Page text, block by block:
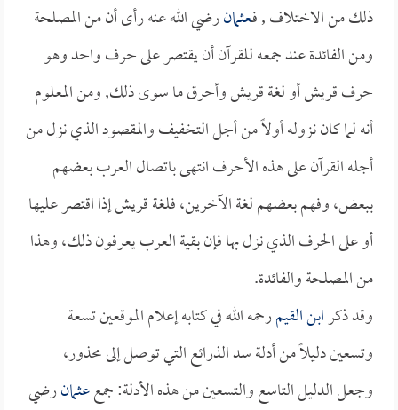
ذلك من الاختلاف , فـعثمانرضي الله عنه رأى أن من المصلحة
ومن الفائدة عند جمعه للقرآن أن يقتصر على حرف واحد وهو
حرف قريش أو لغة قريش وأحرق ما سوى ذلك, ومن المعلوم
أنه لما كان نزوله أولاً من أجل التخفيف والمقصود الذي نزل من
أجله القرآن على هذه الأحرف انتهى باتصال العرب بعضهم
ببعض، وفهم بعضهم لغة الآخرين، فلغة قريش إذا اقتصر عليها
أو على الحرف الذي نزل بها فإن بقية العرب يعرفون ذلك، وهذا
من المصلحة والفائدة.
وقد ذكرابن القيمرحمه الله في كتابه إعلام الموقعين تسعة
وتسعين دليلاً من أدلة سد الذرائع التي توصل إلى محذور،
وجعل الدليل التاسع والتسعين من هذه الأدلة: جمععثمانرضي